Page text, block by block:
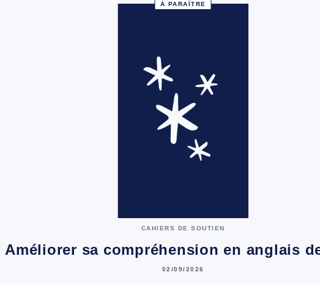
À PARAÎTRE
CAHIERS DE SOUTIEN
Améliorer sa compréhension en anglais
02/09/2026